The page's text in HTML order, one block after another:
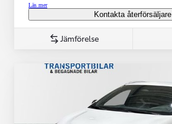
Läs mer
Kontakta återförsäljare
Jämförelse